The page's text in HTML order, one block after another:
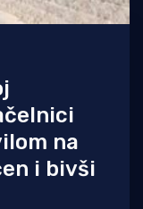
na
i bivši